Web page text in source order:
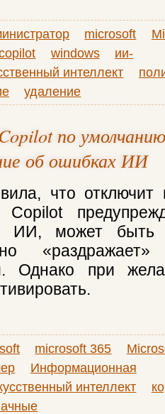
microsoft
windows
ии-
интеллект
удаление
по
об ошибках ИИ
что
ИИ, может быть
«раздражает»
Однако при
microsoft 365
Информационная
интеллект